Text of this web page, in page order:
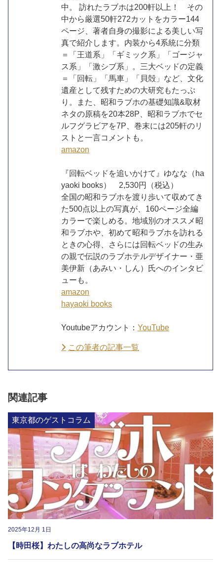
中。 訪れたラブホは200軒以上！ その
中から厳選50軒272カットをカラー144
ページ、著者自身の撮影による美しい写
真で紹介します。内装から4系統に分類
＝「王道系」「ギミック系」「ゴージャ
ス系」「激シブ系」。三大ベッドの定義
＝「回転」「馬車」「貝殻」など、文化
遺産として残すための大研究もたっぷ
り。また、昭和ラブホの基礎知識&取材
ネタの原稿を20本28P、昭和ラブホでセ
ルフグラビアを7P、巻末には205軒のリ
ストと一言コメントも。
amazon
『回転ベッドを追いかけて』ゆなな（ha
yaoki books） 2,530円（税込）
全国の昭和ラブホを渡り歩いて収めてき
た500点以上の写真が、160ページ全編
カラーで楽しめる。地域別のオススメ昭
和ラブホや、初めて昭和ラブホを訪れる
ときの心得、さらには回転ベッドの生み
の親で伝説のラブホテルデザイナー・亜
美伊新（あみい・しん）氏へのインタビ
ューも。
amazon
hayaoki books
Youtubeアカウント： YouTube
この筆者の記事一覧
関連記事
東京都のゲストコラム
2025年12月 1日
【時田桜】わたしの高尚なラブホテル